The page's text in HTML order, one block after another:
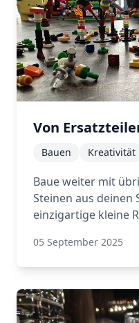
Von
Bauen Kreativität
Baue weiter mit
Steinen aus deinen
einzigartige kleine
05 September 2025